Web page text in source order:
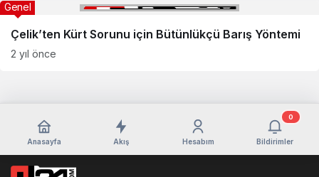
Çelik’ten Kürt Sorunu için Bütünlükçü Barış Yöntemi
Genel
2 yıl önce
Anasayfa Akış Hesabım Bildirimler
0